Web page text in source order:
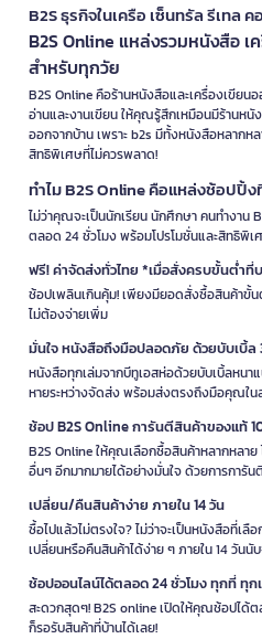
B2S ธุรกิจในเครือ เซ็นทรัล รีเทล
B2S Online แหล่งรวมหนังสือ เ
สำหรับทุกวัย
B2S Online คือร้านหนังสือและเครื่องเขียน
อ่านและงานเขียน ให้คุณรู้สึกเหมือนมีร้านห
ออกจากบ้าน เพราะ b2s มีทั้งหนังสือหลาก
สิทธิพิเศษที่ไม่ควรพลาด!
ทำไม B2S Online คือแหล่งช้อปปิ้
ไม่ว่าคุณจะเป็นนักเรียน นักศึกษา คนทำงา
ตลอด 24 ชั่วโมง พร้อมโปรโมชั่นและสิทธิพิเ
ฟรี! ค่าจัดส่งทั่วไทย *เมื่อสั่งครบขั้นต่ำ
ช้อปเพลินเกินคุ้ม! เพียงมียอดสั่งซื้อสินค้าขั้
ไม่ต้องจ่ายเพิ่ม
มั่นใจ หนังสือถึงมือปลอดภัย ด้วยบับเบิ้ล
หนังสือทุกเล่มจากบีทูเอสห่อด้วยบับเบิ้ลหนา
หายระหว่างจัดส่ง พร้อมส่งตรงถึงมือคุณใ
ช้อป B2S Online การันตีสินค้าของแท้
B2S Online ให้คุณเลือกซื้อสินค้าหลากหลาย
อื่นๆ อีกมากมายได้อย่างมั่นใจ ด้วยการการั
เปลี่ยน/คืนสินค้าง่าย ภายใน 14 วัน
ซื้อไปแล้วไม่ตรงใจ? ไม่ว่าจะเป็นหนังสือที่
เปลี่ยนหรือคืนสินค้าได้ง่าย ๆ ภายใน 14 วันนั
ช้อปออนไลน์ได้ตลอด 24 ชั่วโมง ทุกที่ ทุก
สะดวกสุดๆ! B2S online เปิดให้คุณช้อปได้
ก็รอรับสินค้าที่บ้านได้เลย!